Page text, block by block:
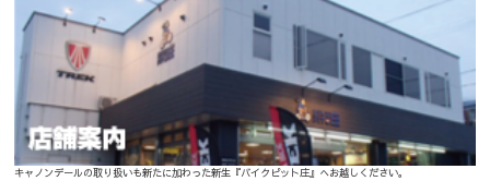
キャノンデールの取り扱いも新たに加わった新生『バイクピット庄』へお越しください。